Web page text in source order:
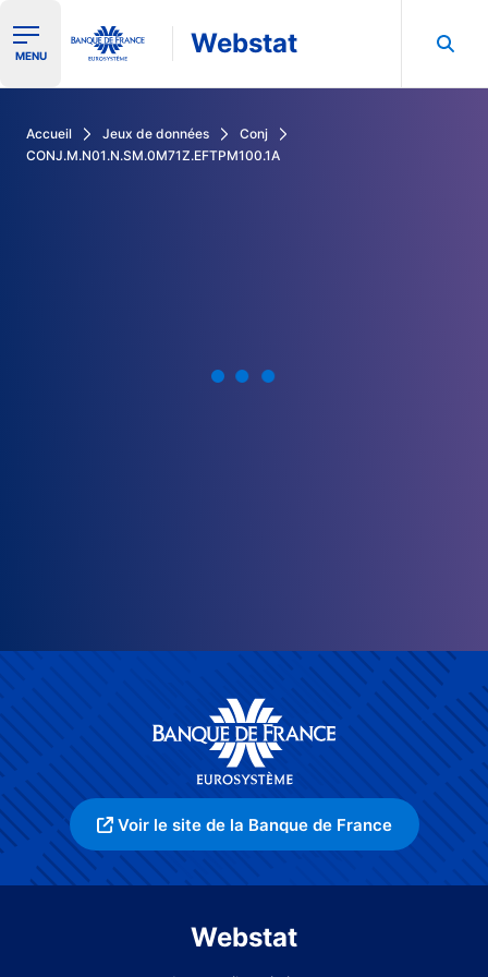
Ouvrir le menu de navigation
MENU Webstat
Accueil Jeux de données
Conj
CONJ.M.N01.N.SM.0M71Z.EFTPM100.1A
Voir le site de la Banque de France
Webstat